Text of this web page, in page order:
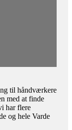
til håndværkere
med at finde
har flere
og hele Varde